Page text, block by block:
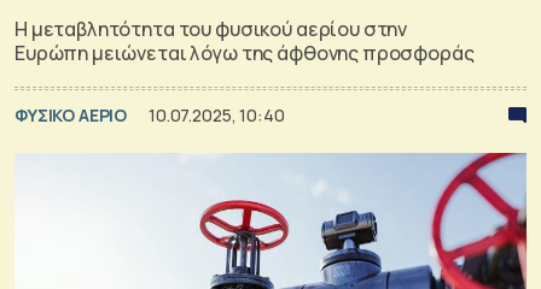
Η μεταβλητότητα του φυσικού αερίου στην
Ευρώπη μειώνεται λόγω της άφθονης προσφοράς
ΦΥΣΙΚΟ ΑΕΡΙΟ 10.07.2025, 10:40